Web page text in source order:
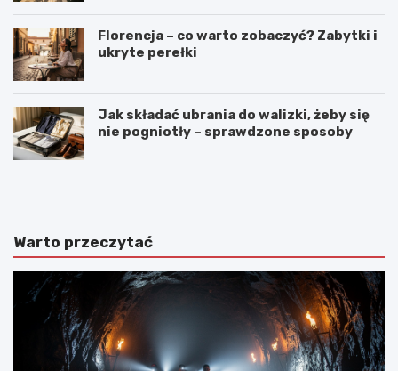
Florencja – co warto zobaczyć? Zabytki i
ukryte perełki
Jak składać ubrania do walizki, żeby się
nie pogniotły – sprawdzone sposoby
N
ę
k
n
C
t
o
z
Warto przeczytać